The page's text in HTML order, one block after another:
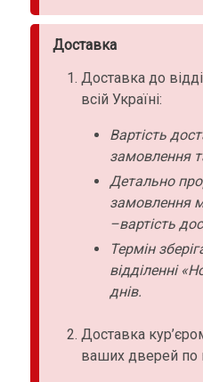
Доставка
Доставка до
всій Україні:
Вартість
замовлення
Детально
замовлення
–вартість
Термін
відділенні
днів.
Доставка
ваших дверей по